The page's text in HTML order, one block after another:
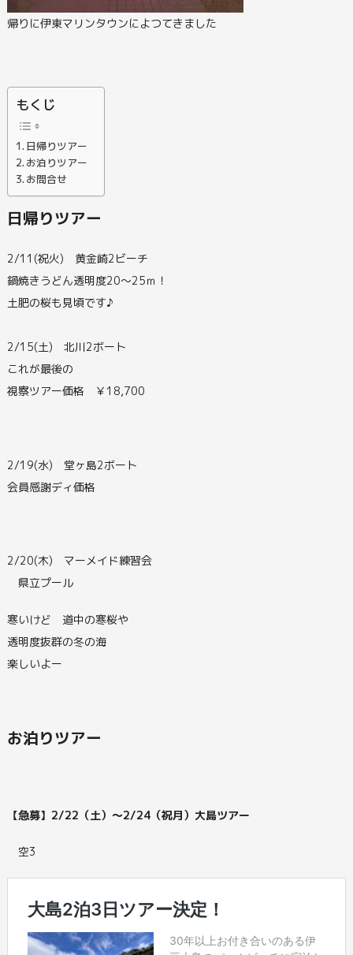
帰りに伊東マリンタウンによつてきました
もくじ
日帰りツアー
お泊りツアー
お問合せ
日帰りツアー
2/11(祝火) 黄金崎2ビーチ
鍋焼きうどん透明度20～25ｍ！
土肥の桜も見頃です♪
2/15(土) 北川2ボート
これが最後の
視察ツアー価格 ￥18,700
2/19(水) 堂ヶ島2ボート
会員感謝ディ価格
2/20(木) マーメイド練習会
県立プール
寒いけど 道中の寒桜や
透明度抜群の冬の海
楽しいよー
お泊りツアー
【急募】2/22（土）～2/24（祝月）大島ツアー
空3